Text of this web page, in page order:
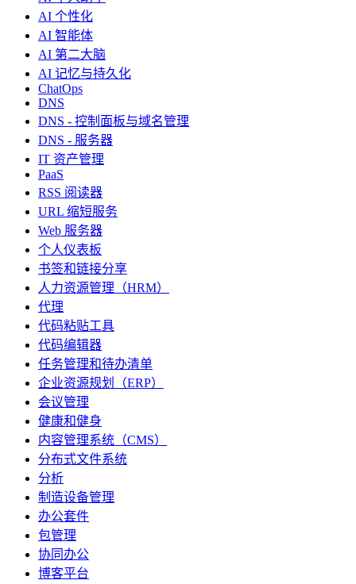
AI 个性化
AI 智能体
AI 第二大脑
AI 记忆与持久化
ChatOps
DNS
DNS - 控制面板与域名管理
DNS - 服务器
IT 资产管理
PaaS
RSS 阅读器
URL 缩短服务
Web 服务器
个人仪表板
书签和链接分享
人力资源管理（HRM）
代理
代码粘贴工具
代码编辑器
任务管理和待办清单
企业资源规划（ERP）
会议管理
健康和健身
内容管理系统（CMS）
分布式文件系统
分析
制造设备管理
办公套件
包管理
协同办公
博客平台